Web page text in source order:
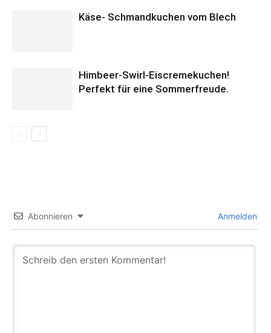
Käse- Schmandkuchen vom Blech
Himbeer-Swirl-Eiscremekuchen!
Perfekt für eine Sommerfreude.
Abonnieren Anmelden